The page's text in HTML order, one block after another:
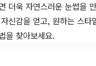
더욱 자연스러운 눈썹을
신감을 얻고, 원하는 스
을 찾아보세요.